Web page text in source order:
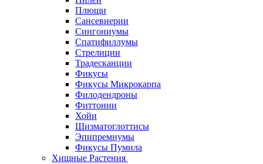
Плющи
Сансевиерии
Сингониумы
Спатифиллумы
Стрелиции
Традесканции
Фикусы
Фикусы Микрокарпа
Филодендроны
Фиттонии
Хойи
Шизматоглоттисы
Эпипремнумы
Фикусы Пумила
Хищные Растения